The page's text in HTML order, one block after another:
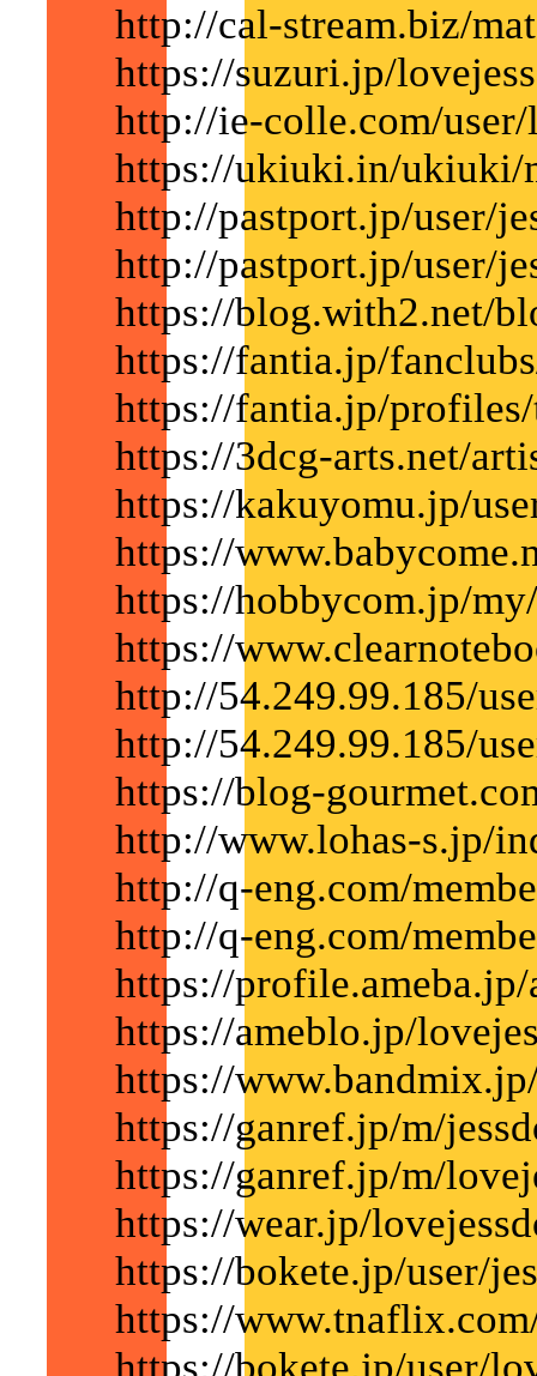
http://cal-stream.biz/
https://suzuri.jp/
http://ie-colle.com/
https://ukiuki.in/ukiuki/
http://pastport.jp/user/
http://pastport.jp/user/
https://blog.with2.net/
https://fantia.jp/
https://fantia.jp/
https://3dcg-arts.net/
https://kakuyomu.jp/
https://
https://hobbycom.jp/
https://
http://54.249.99.185/
http://54.249.99.185/
https://blog-
http://www.lohas-s.jp/
http://q-eng.com/
http://q-eng.com/
https://profile.ameba.jp/
https://ameblo.jp/
https://
https://ganref.jp/m/
https://ganref.jp/m/
https://wear.jp/
https://bokete.jp/user/
https://